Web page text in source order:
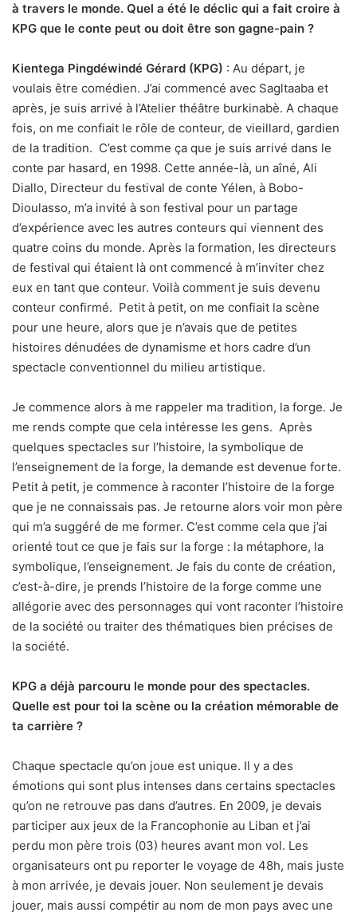
à travers le monde. Quel a été le déclic qui a fait croire à
KPG que le conte peut ou doit être son gagne-pain ?
Kientega Pingdéwindé Gérard (KPG) : Au départ, je
voulais être comédien. J’ai commencé avec Sagltaaba et
après, je suis arrivé à l’Atelier théâtre burkinabè. A chaque
fois, on me confiait le rôle de conteur, de vieillard, gardien
de la tradition. C’est comme ça que je suis arrivé dans le
conte par hasard, en 1998. Cette année-là, un aîné, Ali
Diallo, Directeur du festival de conte Yélen, à Bobo-
Dioulasso, m’a invité à son festival pour un partage
d’expérience avec les autres conteurs qui viennent des
quatre coins du monde. Après la formation, les directeurs
de festival qui étaient là ont commencé à m’inviter chez
eux en tant que conteur. Voilà comment je suis devenu
conteur confirmé. Petit à petit, on me confiait la scène
pour une heure, alors que je n’avais que de petites
histoires dénudées de dynamisme et hors cadre d’un
spectacle conventionnel du milieu artistique.
Je commence alors à me rappeler ma tradition, la forge. Je
me rends compte que cela intéresse les gens. Après
quelques spectacles sur l’histoire, la symbolique de
l’enseignement de la forge, la demande est devenue forte.
Petit à petit, je commence à raconter l’histoire de la forge
que je ne connaissais pas. Je retourne alors voir mon père
qui m’a suggéré de me former. C’est comme cela que j’ai
orienté tout ce que je fais sur la forge : la métaphore, la
symbolique, l’enseignement. Je fais du conte de création,
c’est-à-dire, je prends l’histoire de la forge comme une
allégorie avec des personnages qui vont raconter l’histoire
de la société ou traiter des thématiques bien précises de
la société.
KPG a déjà parcouru le monde pour des spectacles.
Quelle est pour toi la scène ou la création mémorable de
ta carrière ?
Chaque spectacle qu’on joue est unique. Il y a des
émotions qui sont plus intenses dans certains spectacles
qu’on ne retrouve pas dans d’autres. En 2009, je devais
participer aux jeux de la Francophonie au Liban et j’ai
perdu mon père trois (03) heures avant mon vol. Les
organisateurs ont pu reporter le voyage de 48h, mais juste
à mon arrivée, je devais jouer. Non seulement je devais
jouer, mais aussi compétir au nom de mon pays avec une